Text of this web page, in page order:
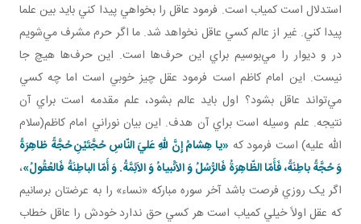
استدلال است کمياب است. فرمود عاقل را بخواهي پيدا کني بايد بين علما
پيدا کني. غير از عالم کسي عاقل نخواهد شد. ما اگر حرم مشرف مي‌شويم
در و ديوار را مي‌بوسيم براي اين حرف‌ها است. اين حرف‌ها هيچ جا
نيست. اين امام کاظم است فرمود عقل چيز خوبي است اما چه کسي
مي‌تواند عاقل بشود؟ اول بايد عالم بشود، علم مقدمه است براي آن
نتيجه. علم وسيله است براي آن هدف. اين بيان نوراني امام کاظم(سلام
الله عليه) است فرمود که «يا هِشامُ إِنَّ للّهِ عَليَ النّاسِ حُجَّتَيْنِ حُجَّةً ظاهِرَةً
وَ حُجَّةً باطِنَةً، فَأَمّا الظّاهِرَةُ فَالرُّسُلُ وَ الاَنْبياهُ وَ الاَئِمَّةُ. وَ أَمّا الباطِنَةُ فَالعُقُولُ»،
اگر يک روزي فرصت باشد آخر سوره مبارکه «نساء» را به عرضتان برسانيم
که عقل اولاً خيلي کمياب است هر کسي حق ندارد خودش را عاقل خطاب